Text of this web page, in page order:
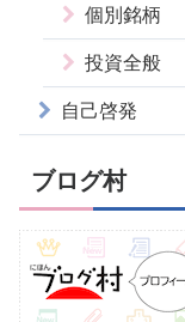
個別銘柄
投資全般
自己啓発
ブログ村